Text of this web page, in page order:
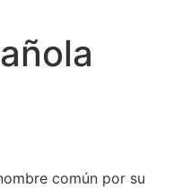
común por su